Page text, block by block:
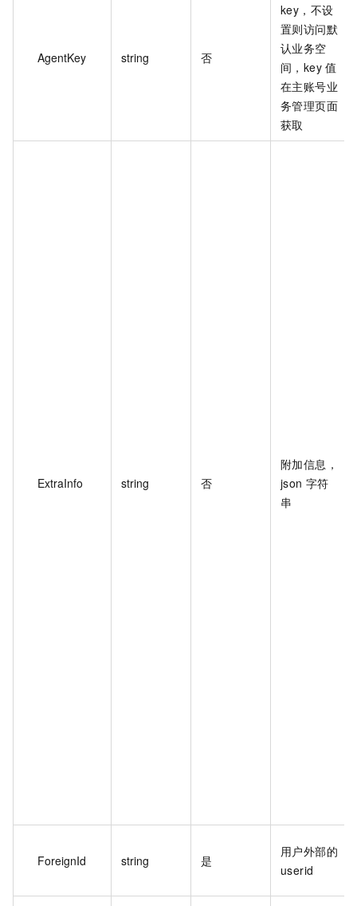
AgentKey string 否
key，不设
置则访问默
认业务空
间，key 值
在主账号业
务管理页面
获取
ExtraInfo string 否
附加信息，
json 字符
串
ForeignId string 是
用户外部的
userid